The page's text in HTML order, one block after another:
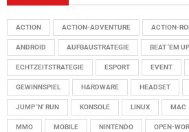
ACTION ACTION-ADVENTURE ACTION-
ANDROID AUFBAUSTRATEGIE BEAT 'EM UP
ECHTZEITSTRATEGIE ESPORT EVENT
GEWINNSPIEL HARDWARE HEADSET
JUMP 'N' RUN KONSOLE LINUX MAC
MMO MOBILE NINTENDO OPEN-